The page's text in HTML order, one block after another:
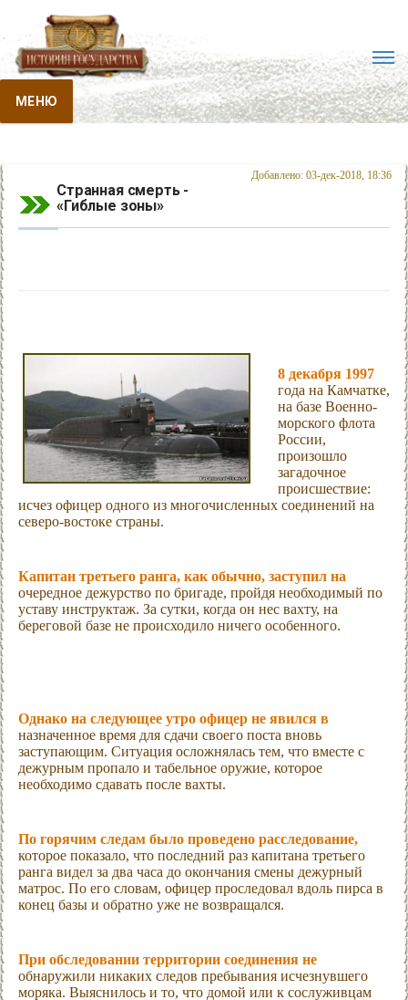
МЕНЮ
Добавлено: 03-дек-2018, 18:36
Странная смерть -
«Гиблые зоны»
8 декабря 1997
года на Камчатке,
на базе Военно-
морского флота
России,
произошло
загадочное
происшествие:
исчез офицер одного из многочисленных соединений на
северо-востоке страны.
Капитан третьего ранга, как обычно, заступил на
очередное дежурство по бригаде, пройдя необходимый по
уставу инструктаж. За сутки, когда он нес вахту, на
береговой базе не происходило ничего особенного.
Однако на следующее утро офицер не явился в
назначенное время для сдачи своего поста вновь
заступающим. Ситуация осложнялась тем, что вместе с
дежурным пропало и табельное оружие, которое
необходимо сдавать после вахты.
По горячим следам было проведено расследование,
которое показало, что последний раз капитана третьего
ранга видел за два часа до окончания смены дежурный
матрос. По его словам, офицер проследовал вдоль пирса в
конец базы и обратно уже не возвращался.
При обследовании территории соединения не
обнаружили никаких следов пребывания исчезнувшего
моряка. Выяснилось и то, что домой или к сослуживцам